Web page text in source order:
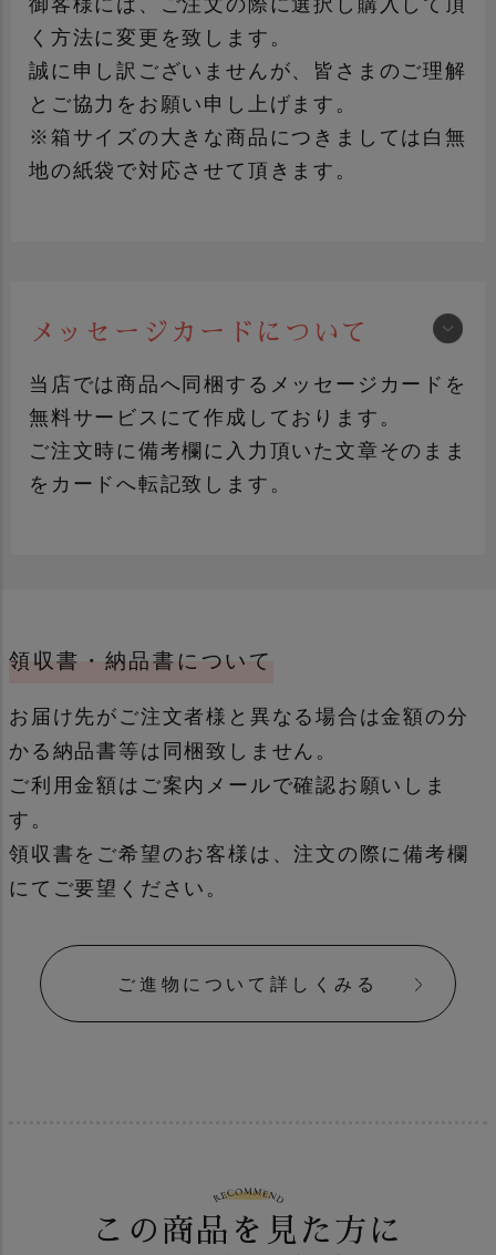
御客様には、ご注文の際に選択し購入して頂
く方法に変更を致します。
誠に申し訳ございませんが、皆さまのご理解
とご協力をお願い申し上げます。
※箱サイズの大きな商品につきましては白無
地の紙袋で対応させて頂きます。
メッセージカードについて
当店では商品へ同梱するメッセージカードを
無料サービスにて作成しております。
ご注文時に備考欄に入力頂いた文章そのまま
をカードへ転記致します。
通常
母の日・父の日カード 季節もの
領収書・納品書について
お届け先がご注文者様と異なる場合は金額の分
かる納品書等は同梱致しません。
ご利用金額はご案内メールで確認お願いしま
す。
領収書をご希望のお客様は、注文の際に備考欄
にてご要望ください。
ご進物について詳しくみる
この商品を見た方に